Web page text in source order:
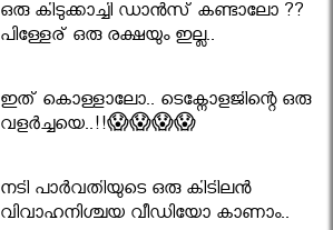
ഒരു കിടുക്കാച്ചി ഡാൻസ് കണ്ടാലോ ??
പിള്ളേര് ഒരു രക്ഷയും ഇല്ല..
ഇത് കൊള്ളാലോ.. ടെക്നോളജിന്റെ ഒരു
വളർച്ചയെ..!!😱😱😱😱
നടി പാർവതിയുടെ ഒരു കിടിലൻ
വിവാഹനിശ്ചയ വീഡിയോ കാണാം..